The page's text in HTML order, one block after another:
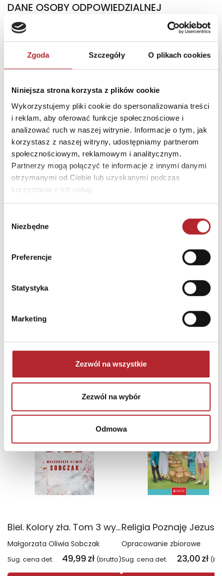
Zgoda Szczegóły O plikach cookies
Niniejsza strona korzysta z plików cookie
Wykorzystujemy pliki cookie do spersonalizowania treści
i reklam, aby oferować funkcje społecznościowe i
analizować ruch w naszej witrynie. Informacje o tym, jak
korzystasz z naszej witryny, udostępniamy partnerom
społecznościowym, reklamowym i analitycznym.
Partnerzy mogą połączyć te informacje z innymi danymi
otrzymanymi od Ciebie lub uzyskanymi podczas
korzystania z ich usług.
zgody
Niezbędne
Preferencje
Statystyka
Marketing
Zezwól na wszystkie
Zezwól na wybór
Odmowa
DANE OSOBY ODPOWIEDZIALNEJ
Nazwa
INNI KLIENCI KUPOWALI
Sug. cena det.
Zaloguj się, aby kupić
NAJCZĘŚCIEJ KUPOWANE zobacz więcej
Wyłączność
Biel. Kolory zła. Tom 3 wyd. 2025
Małgorzata Oliwia Sobczak
Sug. cena det. 49,99 zł (brutto)
TOP 100
Opracowanie zbiorowe
Sug. cena det. 23,00 zł